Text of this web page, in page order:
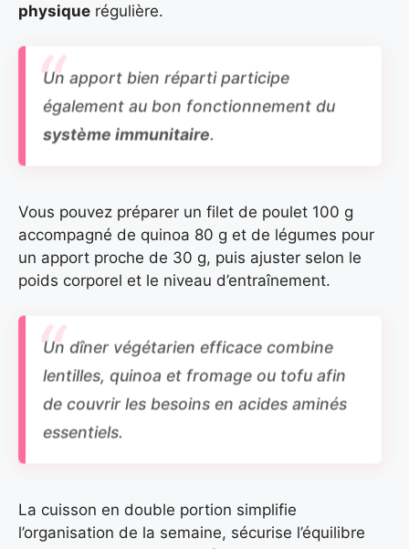
physique régulière.
Un apport bien réparti participe
également au bon fonctionnement du
système immunitaire
Vous pouvez préparer un filet de poulet 100 g
accompagné de quinoa 80 g et de légumes pour
un apport proche de 30 g, puis ajuster selon le
poids corporel et le niveau d’entraînement.
Un dîner végétarien efficace combine
lentilles, quinoa et fromage ou tofu afin
de couvrir les besoins en acides aminés
essentiels.
La cuisson en double portion simplifie
l’organisation de la semaine, sécurise l’équilibre